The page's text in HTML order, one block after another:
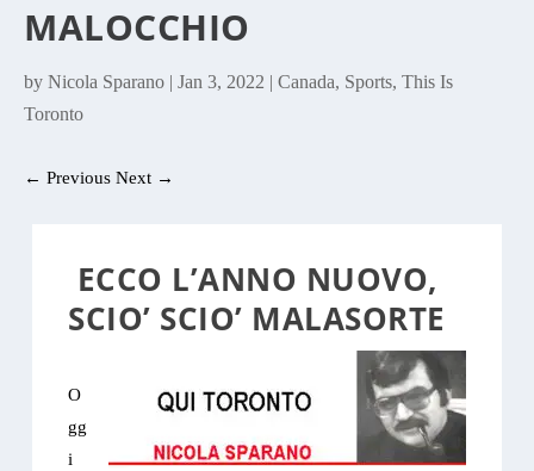
MALOCCHIO
byNicola Sparano |Jan 3, 2022 |Canada, Sports,This Is
Toronto
←Previous Next →
ECCO L’ANNO NUOVO,
SCIO’ SCIO’ MALASORTE
O
gg
i